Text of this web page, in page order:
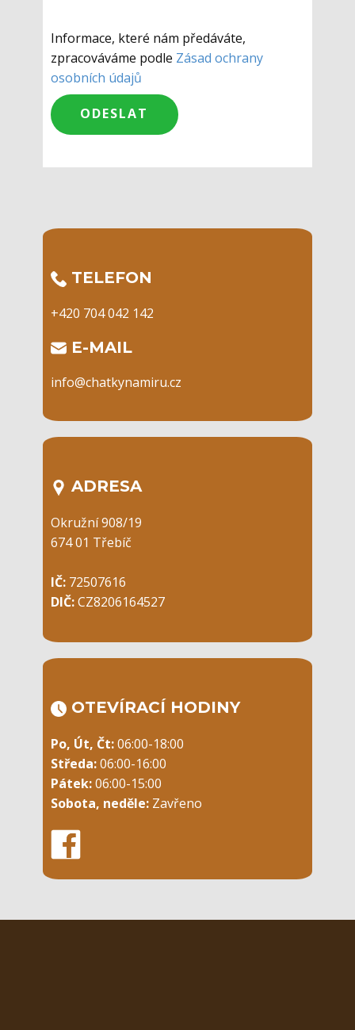
Informace, které nám předáváte,
zpracováváme podle Zásad ochrany
osobních údajů
​TELEFON
+420 704 042 142
​E-MAIL
info@chatkynamiru.cz
ADRESA
Okružní 908/19
674 01 Třebíč
IČ: 72507616
DIČ:CZ8206164527
OTEVÍRACÍ ​HODINY
Po, Út, Čt:06:00-18:00
Středa:06:00-16:00
Pátek:06:00-15:00
Sobota, neděle: Zavřeno